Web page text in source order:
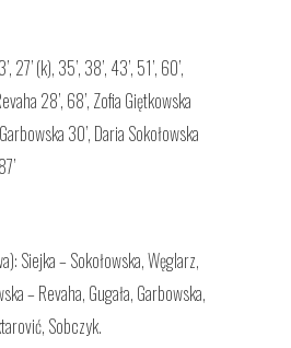
27’ (k), 35’, 38’, 43’, 51’, 60’,
28’, 68’, Zofia Giętkowska
30’, Daria Sokołowska
Siejka – Sokołowska, Węglarz,
– Revaha, Gugała, Garbowska,
Sobczyk.